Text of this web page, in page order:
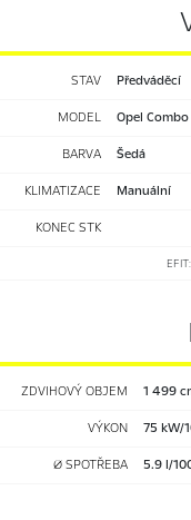
STAV předváděcí
MODEL Opel Combo
BARVA Šedá
KLIMATIZACE manuální
KONEC STK
ZDVIHOVÝ OBJEM 1 499
VÝKON 75 kW/
Ø SPOTŘEBA 5.9 l/